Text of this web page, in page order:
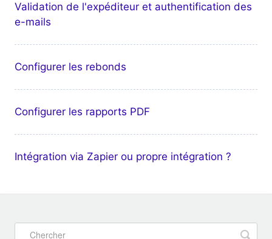
Validation de l'expéditeur et authentification des
e-mails
Configurer les rebonds
Configurer les rapports PDF
Intégration via Zapier ou propre intégration ?